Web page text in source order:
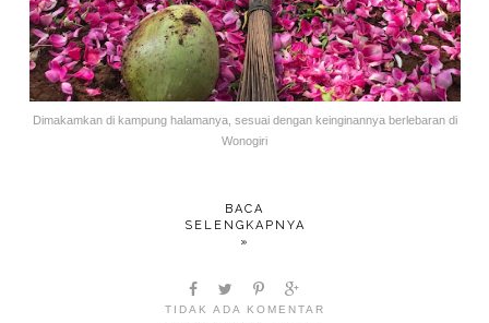
Dimakamkan di kampung halamanya, sesuai dengan keinginannya berlebaran di
Wonogiri
BACA
SELENGKAPNYA
»
TIDAK ADA KOMENTAR